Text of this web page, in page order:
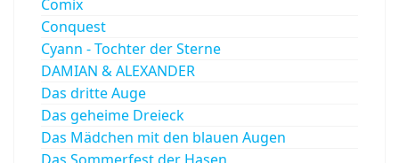
Comix
Conquest
Cyann - Tochter der Sterne
DAMIAN & ALEXANDER
Das dritte Auge
Das geheime Dreieck
Das Mädchen mit den blauen Augen